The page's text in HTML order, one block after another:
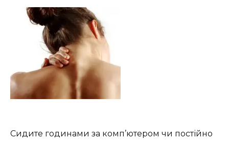
Сидите годинами за комп’ютером чи постійно